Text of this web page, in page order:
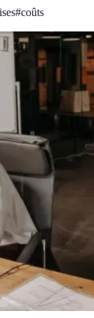
#coûts